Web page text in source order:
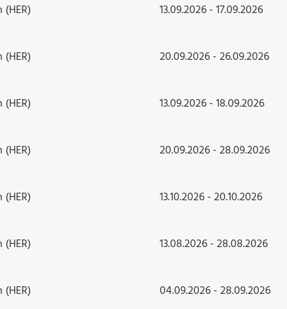
13.09.2026 - 17.09.2026
20.09.2026 - 26.09.2026
13.09.2026 - 18.09.2026
20.09.2026 - 28.09.2026
13.10.2026 - 20.10.2026
13.08.2026 - 28.08.2026
04.09.2026 - 28.09.2026